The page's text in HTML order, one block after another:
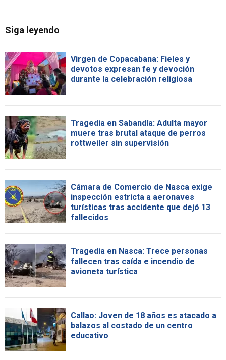
Siga leyendo
Virgen de Copacabana: Fieles y
devotos expresan fe y devoción
durante la celebración religiosa
Tragedia en Sabandía: Adulta mayor
muere tras brutal ataque de perros
rottweiler sin supervisión
Cámara de Comercio de Nasca exige
inspección estricta a aeronaves
turísticas tras accidente que dejó 13
fallecidos
Tragedia en Nasca: Trece personas
fallecen tras caída e incendio de
avioneta turística
Callao: Joven de 18 años es atacado a
balazos al costado de un centro
educativo